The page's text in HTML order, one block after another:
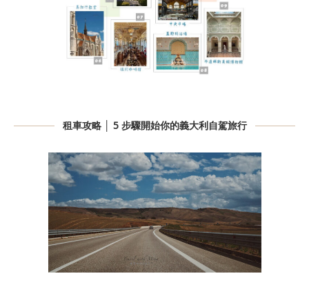
租車攻略 │ 5 步驟開始你的義大利自駕旅行